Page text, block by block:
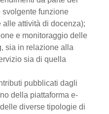
svolgente funzione
alle attività di docenza);
e monitoraggio delle
sia in relazione alla
sia di quella
pubblicati dagli
della piattaforma e-
diverse tipologie di